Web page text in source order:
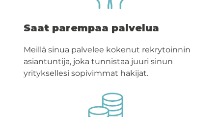
Meillä sinua palvelee kokenut rekrytoinnin
asiantuntija, joka tunnistaa juuri sinun
yrityksellesi sopivimmat hakijat.
Saat parempaa palvelua